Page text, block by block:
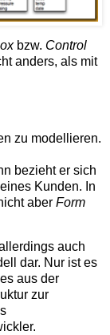
bzw. Control
anders, als mit
zu modellieren.
bezieht er sich
Kunden. In
aber Form
auch
dar. Nur ist es
aus der
zur